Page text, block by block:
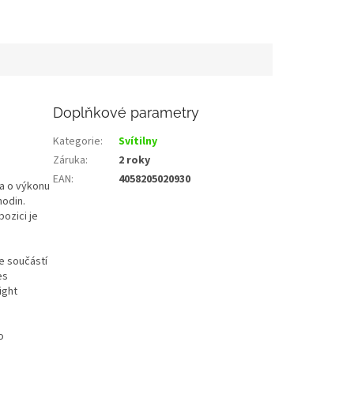
o výkonu
je
součástí
Doplňkové parametry
Kategorie:
Svítilny
Záruka:
2 roky
EAN: 4058205020930